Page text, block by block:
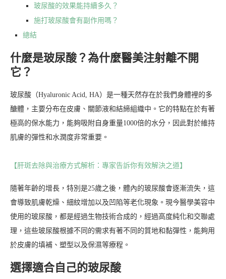
玻尿酸的效果能持續多久？
施打玻尿酸會有副作用嗎？
總結
什麼是玻尿酸？為什麼醫美注射離不開
它？
玻尿酸（Hyaluronic Acid, HA）是一種天然存在於我們身體裡的多
醣體，主要分布在皮膚、關節液和結締組織中。它的特點在於有著
極高的保水能力，能夠吸附自身重量1000倍的水分，因此對於維持
肌膚的彈性和水潤度非常重要。
【肝斑去除與治療方式解析：專家告訴你有效解決之道】
隨著年齡的增長，特別是25歲之後，體內的玻尿酸會逐漸流失，這
會導致肌膚乾燥、細紋增加以及凹陷等老化現象。現今醫學美容中
使用的玻尿酸，都是經過生物技術合成的，經過高度純化和交聯處
理，這些玻尿酸根據不同的需求有著不同的質地和黏彈性，能夠用
於皮膚的填補、塑型以及保濕等療程。
選擇適合自己的玻尿酸